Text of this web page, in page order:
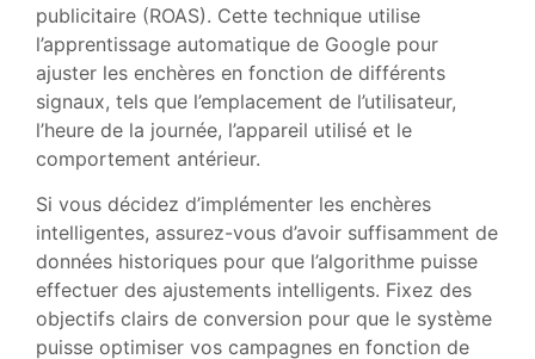
publicitaire (ROAS). Cette technique utilise
l’apprentissage automatique de Google pour
ajuster les enchères en fonction de différents
signaux, tels que l’emplacement de l’utilisateur,
l’heure de la journée, l’appareil utilisé et le
comportement antérieur.
Si vous décidez d’implémenter les enchères
intelligentes, assurez-vous d’avoir suffisamment de
données historiques pour que l’algorithme puisse
effectuer des ajustements intelligents. Fixez des
objectifs clairs de conversion pour que le système
puisse optimiser vos campagnes en fonction de